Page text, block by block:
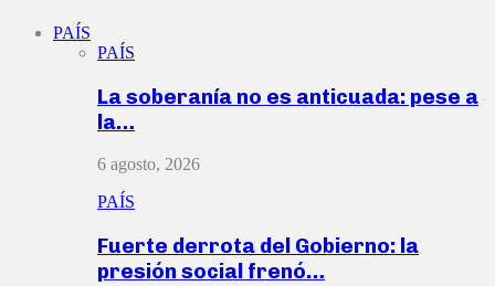
PAÍS
PAÍS
La soberanía no es anticuada: pese a
la…
6 agosto, 2026
PAÍS
Fuerte derrota del Gobierno: la
presión social frenó…